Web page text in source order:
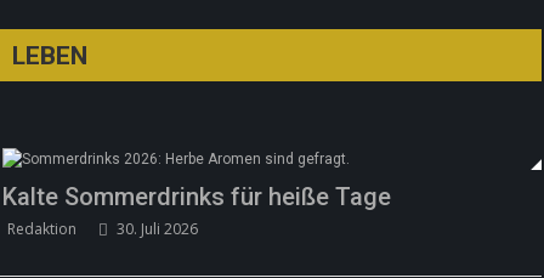
LEBEN
Kalte Sommerdrinks für heiße Tage
Redaktion 30. Juli 2026